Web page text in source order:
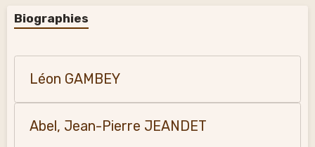
Biographies
Léon GAMBEY
Abel, Jean-Pierre JEANDET